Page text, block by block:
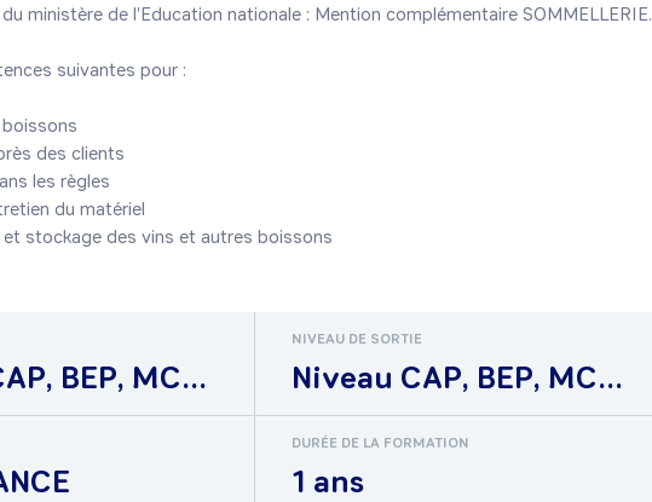
ministère de l'Education nationale : Mention complémentaire SOMMELLERIE.
suivantes pour :
des clients
les règles
du matériel
stockage des vins et autres boissons
BEP, MC...
NIVEAU DE SORTIE
Niveau CAP, BEP, MC...
DURÉE DE LA FORMATION
1 ans